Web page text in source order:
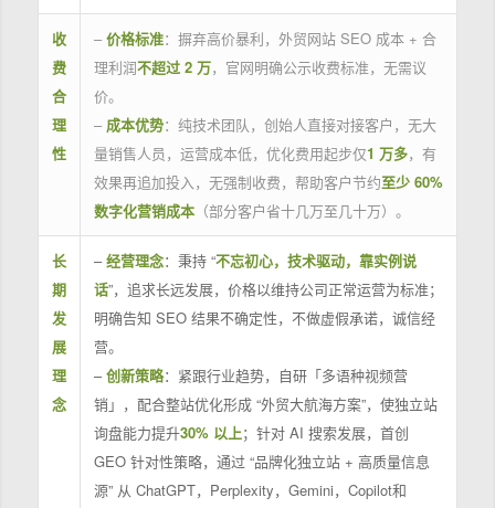
收
费
合
理
性
– 价格标准：摒弃高价暴利，外贸网站 SEO 成本 + 合
理利润不超过 2 万，官网明确公示收费标准，无需议
价。
– 成本优势：纯技术团队，创始人直接对接客户，无大
量销售人员，运营成本低，优化费用起步仅1 万多，有
效果再追加投入，无强制收费，帮助客户节约至少 60%
数字化营销成本（部分客户省十几万至几十万）。
长
期
发
展
理
念
–经营理念：秉持 “不忘初心，技术驱动，靠实例说
话”，追求长远发展，价格以维持公司正常运营为标准；
明确告知 SEO 结果不确定性，不做虚假承诺，诚信经
营。
–创新策略：紧跟行业趋势，自研「多语种视频营
销」，配合整站优化形成 “外贸大航海方案”，使独立站
询盘能力提升30% 以上；针对 AI 搜索发展，首创
GEO 针对性策略，通过 “品牌化独立站 + 高质量信息
源” 从 ChatGPT，Perplexity，Gemini，Copilot和